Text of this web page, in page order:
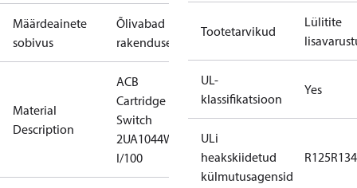
Määrdeainete
sobivus
Õlivabad
rakendused
Material
Description
ACB
Cartridge
Switch
2UA1044W
I/100
Tootetarvikud
Lülitite
UL-
klassifikatsioon
Yes
ULi
heakskiidetud
külmutusagensid
R125